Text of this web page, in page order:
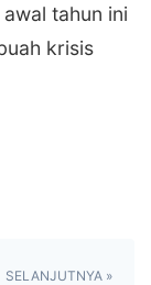
tahun ini
krisis
SELANJUTNYA »